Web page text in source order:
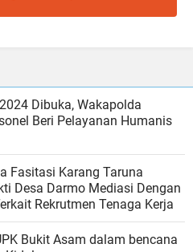
Dibuka, Wakapolda
Beri Pelayanan Humanis
Fasitasi Karang Taruna
Desa Darmo Mediasi Dengan
Rekrutmen Tenaga Kerja
Bukit Asam dalam bencana